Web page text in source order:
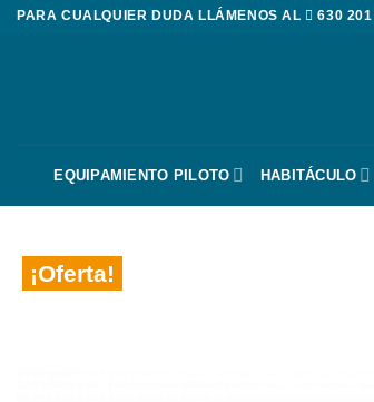
Saltar
PARA CUALQUIER DUDA LLÁMENOS AL 630
EQUIPAMIENTO PILOTO HABITÁCULO
¡Oferta!